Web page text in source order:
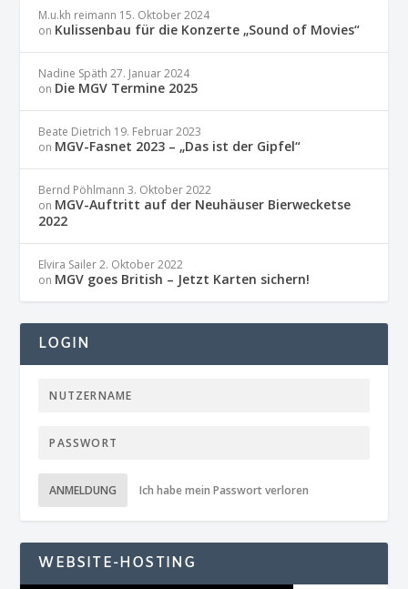
M.u.kh reimann 15. Oktober 2024
on Kulissenbau für die Konzerte „Sound of Movies“
Nadine Späth 27. Januar 2024
on Die MGV Termine 2025
Beate Dietrich 19. Februar 2023
on MGV-Fasnet 2023 – „Das ist der Gipfel“
Bernd Pöhlmann 3. Oktober 2022
on MGV-Auftritt auf der Neuhäuser Bierwecketse
2022
Elvira Sailer 2. Oktober 2022
on MGV goes British – Jetzt Karten sichern!
LOGIN
ANMELDUNG Ich habe mein Passwort verloren
WEBSITE-HOSTING